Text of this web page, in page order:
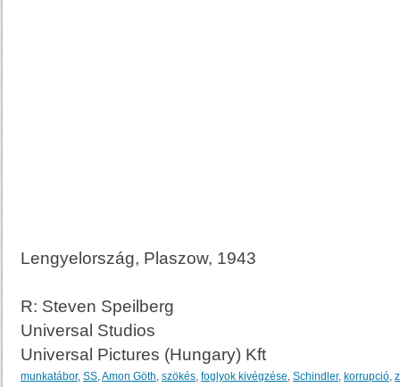
Lengyelország, Plaszow, 1943
R: Steven Speilberg
Universal Studios
Universal Pictures (Hungary) Kft
munkatábor, SS,Amon Göth, szökés, foglyok kivégzése, Schindler, korrupció,